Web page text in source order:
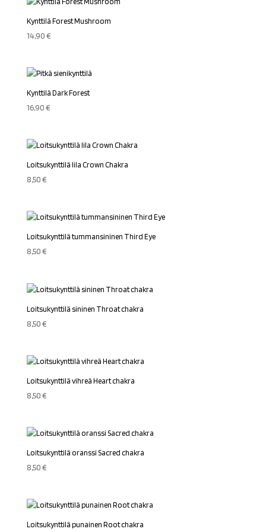
Kynttilä Forest Mushroom
14,90€
Kynttilä Dark Forest
16,90€
Loitsukynttilä lila Crown Chakra
8,50€
Loitsukynttilä tummansininen Third Eye
8,50€
Loitsukynttilä sininen Throat chakra
8,50€
Loitsukynttilä vihreä Heart chakra
8,50€
Loitsukynttilä oranssi Sacred chakra
8,50€
Loitsukynttilä punainen Root chakra